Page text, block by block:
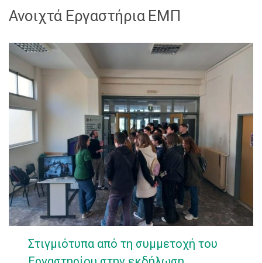
Ανοιχτά Εργαστήρια ΕΜΠ
Στιγμιότυπα από τη συμμετοχή του